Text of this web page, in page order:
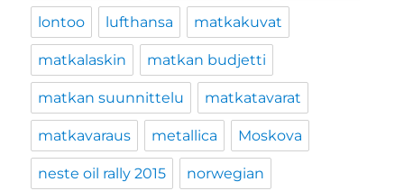
lontoo lufthansa matkakuvat
matkalaskin matkan budjetti
matkan suunnittelu matkatavarat
matkavaraus metallica Moskova
neste oil rally 2015 norwegian